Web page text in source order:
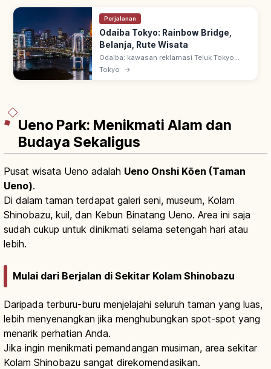
Perjalanan
Odaiba Tokyo: Rainbow Bridge,
Belanja, Rute Wisata
Odaiba: kawasan reklamasi Teluk Tokyo
dengan Rainbow Bridge yang ikonik. Pusat
perbelanjaan besar, hiburan, dan
Tokyo →
Ueno Park: Menikmati Alam dan
Budaya Sekaligus
Pusat wisata Ueno adalah Ueno Onshi Kōen (Taman
Ueno).
Di dalam taman terdapat galeri seni, museum, Kolam
Shinobazu, kuil, dan Kebun Binatang Ueno. Area ini saja
sudah cukup untuk dinikmati selama setengah hari atau
lebih.
Mulai dari Berjalan di Sekitar Kolam Shinobazu
Daripada terburu-buru menjelajahi seluruh taman yang luas,
lebih menyenangkan jika menghubungkan spot-spot yang
menarik perhatian Anda.
Jika ingin menikmati pemandangan musiman, area sekitar
Kolam Shinobazu sangat direkomendasikan.